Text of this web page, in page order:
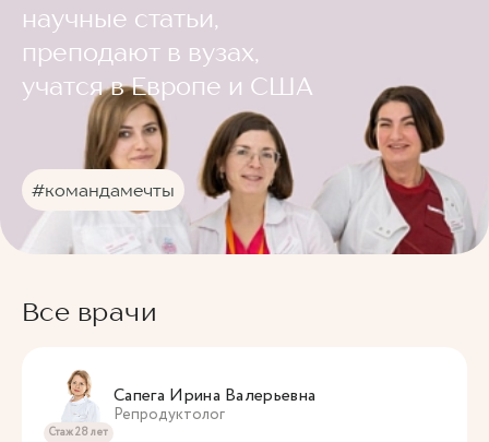
научные статьи,
преподают в вузах,
учатся в Европе и США
#командамечты
Все врачи
Стаж 28 лет
Сапега Ирина Валерьевна
Репродуктолог